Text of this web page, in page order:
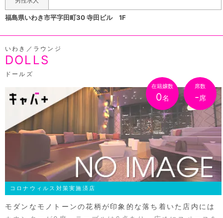
福島県いわき市平字田町30 寺田ビル 1F
いわき／ラウンジ
DOLLS
ドールズ
在籍嬢数
0名
席数
-席
コロナウィルス対策実施済店
モダンなモノトーンの花柄が印象的な落ち着いた店内には